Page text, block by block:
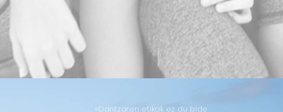
«Dantzaren etikak ez du bide